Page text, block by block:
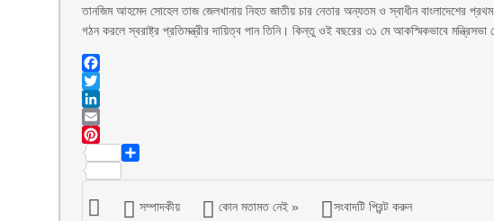
তানজিম আহমেদ সোহেল তাজ জেলখানায় নিহত জাতীয় চার নেতার অন্যতম ও স্বাধীন বাংলাদেশের
গঠন করলে স্বরাষ্ট্র প্রতিমন্ত্রীর দায়িত্ব পান তিনি। কিন্তু ওই বছরের ৩১ মে আকস্মিকভাবে
Facebook
Twitter
LinkedIn
Email
Pinterest
সম্পাদকীয় কোন মতামত নেই » সংবাদটি প্রিন্ট করুন